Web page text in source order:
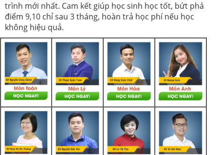
trình mới nhất. Cam kết giúp học sinh học tốt, bứt phá
điểm 9,10 chỉ sau 3 tháng, hoàn trả học phí nếu học
không hiệu quả.